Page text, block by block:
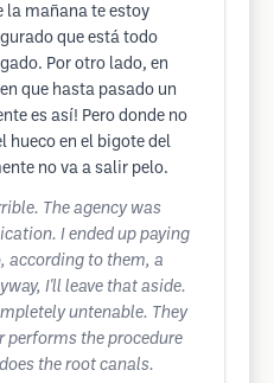
la mañana te estoy
que está todo
Por otro lado, en
que hasta pasado un
es así! Pero donde no
hueco en el bigote del
no va a salir pelo.
The agency was
I ended up paying
according to them, a
I'll leave that aside.
untenable. They
performs the procedure
the root canals.